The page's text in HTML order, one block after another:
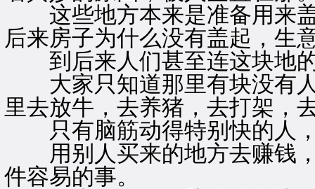
这些地方本来是准备用来盖
后来房子为什么没有盖起，生
到后来人们甚至连这块地的
大家只知道那里有块没有人
里去放牛，去养猪，去打架，
只有脑筋动得特别快的人，
用别人买来的地方去赚钱，
件容易的事。